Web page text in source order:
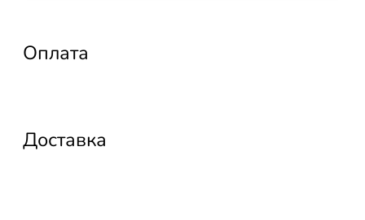
Оплата
Доставка